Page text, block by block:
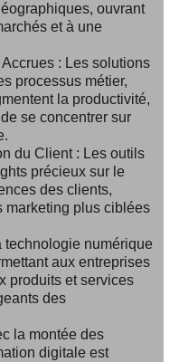
ouvrant
et à une
: Les solutions
processus métier,
la productivité,
se concentrer sur
du Client : Les outils
précieux sur le
des clients,
marketing plus ciblées
technologie numérique
aux entreprises
produits et services
des
la montée des
digitale est